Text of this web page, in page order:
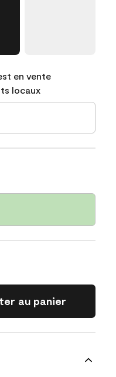
en vente
locaux
au panier